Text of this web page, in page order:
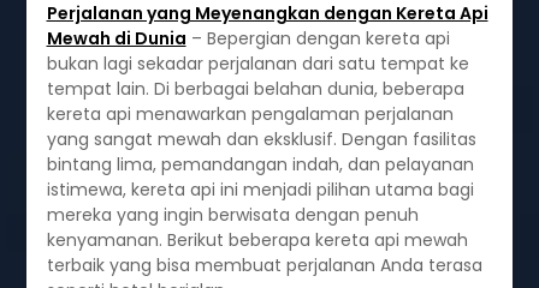
Perjalanan yang Meyenangkan dengan Kereta Api
Mewah di Dunia – Bepergian dengan kereta api
bukan lagi sekadar perjalanan dari satu tempat ke
tempat lain. Di berbagai belahan dunia, beberapa
kereta api menawarkan pengalaman perjalanan
yang sangat mewah dan eksklusif. Dengan fasilitas
bintang lima, pemandangan indah, dan pelayanan
istimewa, kereta api ini menjadi pilihan utama bagi
mereka yang ingin berwisata dengan penuh
kenyamanan. Berikut beberapa kereta api mewah
terbaik yang bisa membuat perjalanan Anda terasa